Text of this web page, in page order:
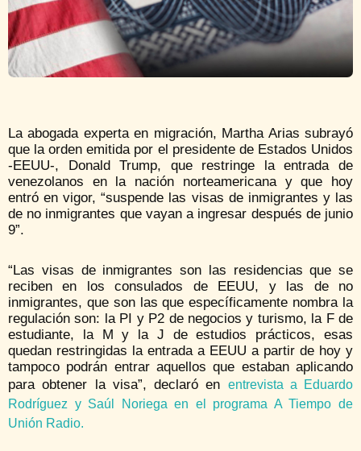
La abogada experta en migración, Martha Arias subrayó
que la orden emitida por el presidente de Estados Unidos
-EEUU-, Donald Trump, que restringe la entrada de
venezolanos en la nación norteamericana y que hoy
entró en vigor, “suspende las visas de inmigrantes y las
de no inmigrantes que vayan a ingresar después de junio
9”.
“Las visas de inmigrantes son las residencias que se
reciben en los consulados de EEUU, y las de no
inmigrantes, que son las que específicamente nombra la
regulación son: la PI y P2 de negocios y turismo, la F de
estudiante, la M y la J de estudios prácticos, esas
quedan restringidas la entrada a EEUU a partir de hoy y
tampoco podrán entrar aquellos que estaban aplicando
para obtener la visa”, declaró en entrevista a Eduardo
Rodríguez y Saúl Noriega en el programa A Tiempo de
Unión Radio.